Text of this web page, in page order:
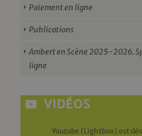
Paiement en ligne
Publications
Ambert en Scène 2025-2026.
ligne
VIDÉOS
Youtube (Lightbox) est